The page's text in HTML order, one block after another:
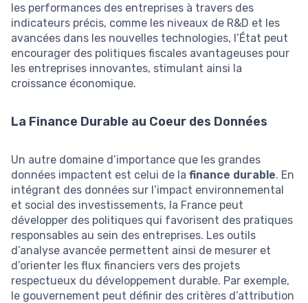
les performances des entreprises à travers des
indicateurs précis, comme les niveaux de R&D et les
avancées dans les nouvelles technologies, l’État peut
encourager des politiques fiscales avantageuses pour
les entreprises innovantes, stimulant ainsi la
croissance économique.
La Finance Durable au Coeur des Données
Un autre domaine d’importance que les grandes
données impactent est celui de la finance durable. En
intégrant des données sur l’impact environnemental
et social des investissements, la France peut
développer des politiques qui favorisent des pratiques
responsables au sein des entreprises. Les outils
d’analyse avancée permettent ainsi de mesurer et
d’orienter les flux financiers vers des projets
respectueux du développement durable. Par exemple,
le gouvernement peut définir des critères d’attribution